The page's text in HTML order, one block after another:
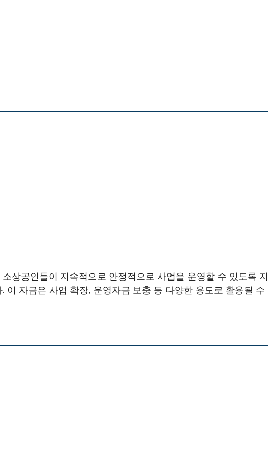
상공인들이 지속적으로 안정적으로 사업을 운영할 수 있도록 지
이 자금은 사업 확장, 운영자금 보충 등 다양한 용도로 활용될 수